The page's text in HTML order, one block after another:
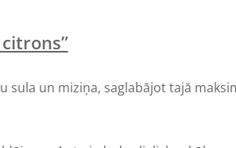
un miziņa, saglabājot tajā